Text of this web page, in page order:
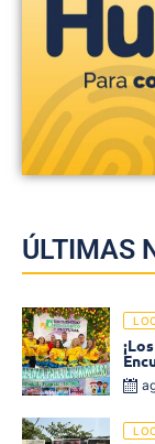
ÚLTIMAS